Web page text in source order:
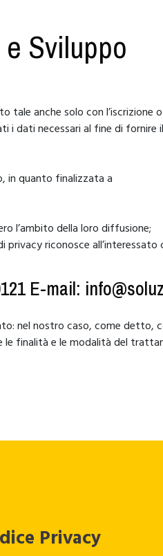
Sviluppo
anche solo con
i dati necessari al fine di
in quanto finalizzata a
l’ambito della loro diffusione;
riconosce
E-mail:
nel nostro caso, come
finalità e le modalità del
Privacy